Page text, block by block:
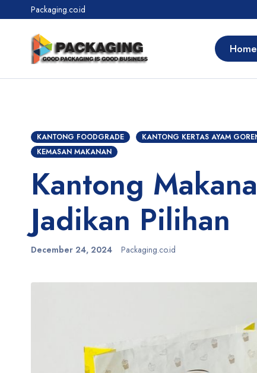
Packaging.co.id
Home
KANTONG FOODGRADE KANTONG KERTAS AYAM
KEMASAN MAKANAN
Kantong
Jadikan Pilihan
December 24, 2024 Packaging.co.id